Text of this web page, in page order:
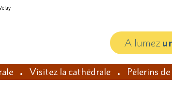
Allumez
Visitez la cathédrale Pèlerins